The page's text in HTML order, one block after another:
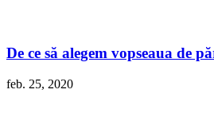
De ce să alegem vopseaua de
feb. 25, 2020